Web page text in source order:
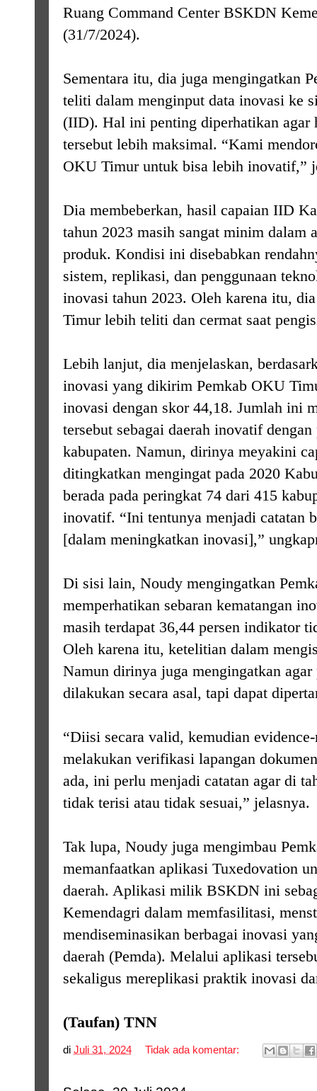
Ruang Command Center BSKDN
(31/7/2024).
Sementara itu, dia juga mengingatkan
teliti dalam menginput data inovasi ke
(IID). Hal ini penting diperhatikan agar
tersebut lebih maksimal. “Kami
OKU Timur untuk bisa lebih inovatif,”
Dia membeberkan, hasil capaian IID
tahun 2023 masih sangat minim dalam
produk. Kondisi ini disebabkan
sistem, replikasi, dan penggunaan
inovasi tahun 2023. Oleh karena itu,
Timur lebih teliti dan cermat saat
Lebih lanjut, dia menjelaskan,
inovasi yang dikirim Pemkab OKU
inovasi dengan skor 44,18. Jumlah ini
tersebut sebagai daerah inovatif
kabupaten. Namun, dirinya meyakini
ditingkatkan mengingat pada 2020
berada pada peringkat 74 dari 415
inovatif. “Ini tentunya menjadi catatan
[dalam meningkatkan inovasi],”
Di sisi lain, Noudy mengingatkan
memperhatikan sebaran kematangan
masih terdapat 36,44 persen indikator
Oleh karena itu, ketelitian dalam
Namun dirinya juga mengingatkan
dilakukan secara asal, tapi dapat
“Diisi secara valid, kemudian
melakukan verifikasi lapangan
ada, ini perlu menjadi catatan agar di
tidak terisi atau tidak sesuai,” jelasnya.
Tak lupa, Noudy juga mengimbau
memanfaatkan aplikasi Tuxedovation
daerah. Aplikasi milik BSKDN ini
Kemendagri dalam memfasilitasi,
mendiseminasikan berbagai inovasi
daerah (Pemda). Melalui aplikasi
sekaligus mereplikasi praktik inovasi
(Taufan) TNN
di Juli 31, 2024 Tidak ada komentar: